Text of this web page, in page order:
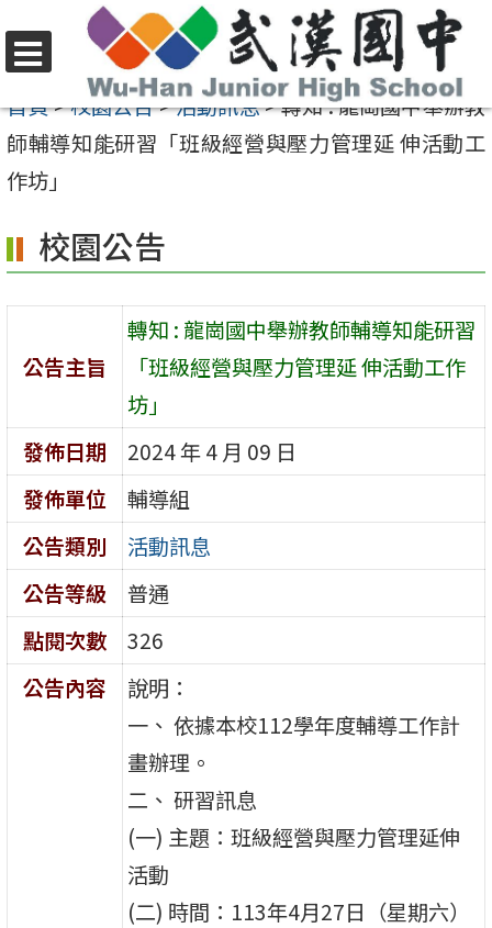
至
要
內
區
選
單
首頁>校園公告>活動訊息>轉知 : 龍崗國中舉辦教
師輔導知能研習「班級經營與壓力管理延 伸活動工
作坊」
校園公告
公告主旨
轉知 : 龍崗國中舉辦教師輔導知能研習
「班級經營與壓力管理延 伸活動工作
坊」
發佈日期
2024 年 4 月 09 日
發佈單位
輔導組
公告類別
活動訊息
公告等級
普通
點閱次數
326
公告內容
說明：
一、 依據本校112學年度輔導工作計
畫辦理。
二、 研習訊息
(一) 主題：班級經營與壓力管理延伸
活動
(二) 時間：113年4月27日（星期六）